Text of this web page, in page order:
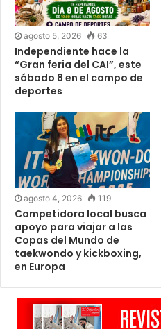
agosto 5, 2026 63
Independiente hace la
“Gran feria del CAI”, este
sábado 8 en el campo de
deportes
agosto 4, 2026 119
Competidora local busca
apoyo para viajar a las
Copas del Mundo de
taekwondo y kickboxing,
en Europa